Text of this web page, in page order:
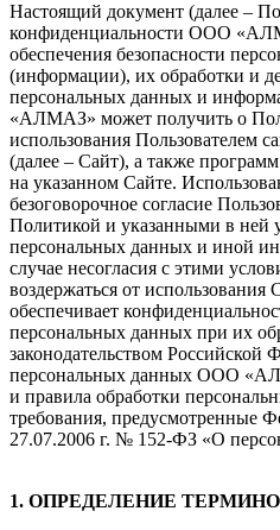
Настоящий документ (далее –
конфиденциальности ООО
обеспечения безопасности
(информации), их обработки и
персональных данных и
«АЛМАЗ» может получить о
использования Пользователем
(далее – Сайт), а также
на указанном Сайте.
безоговорочное согласие
Политикой и указанными в ней
персональных данных и иной
случае несогласия с этими
воздержаться от
обеспечивает
персональных данных при их
законодательством Российской
персональных данных ООО
и правила обработки
требования, предусмотренные
27.07.2006 г. № 152-ФЗ «О
1. ОПРЕДЕЛЕНИЕ